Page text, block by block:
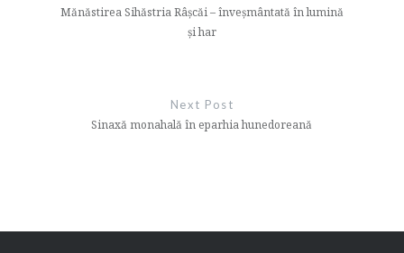
articoleMănăstirea Sihăstria Râșcăi – înveșmântată în lumină
și har
Next Post
Sinaxă monahală în eparhia hunedoreană